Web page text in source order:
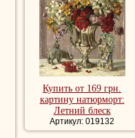
Купить от 169 грн.
картину натюрморт:
Летний блеск
Артикул: 019132